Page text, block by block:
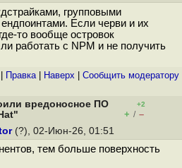
групповыми
Если черви и их
то вообще островок
работать с NPM и не получить
Правка| Наверх Cообщить модератору
вредоносное ПО
+2
+ / –
(?), 02-Июн-26, 01:51
тем больше поверхность